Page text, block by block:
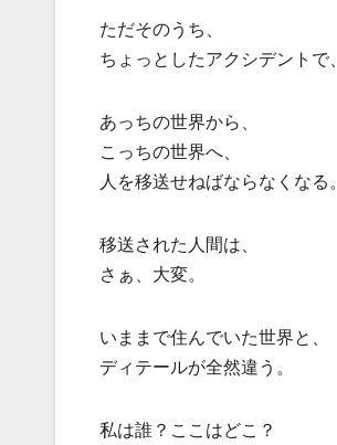
ただそのうち、
ちょっとしたアクシデントで、
あっちの世界から、
こっちの世界へ、
人を移送せねばならなくなる。
移送された人間は、
さぁ、大変。
いままで住んでいた世界と、
ディテールが全然違う。
私は誰？ここはどこ？